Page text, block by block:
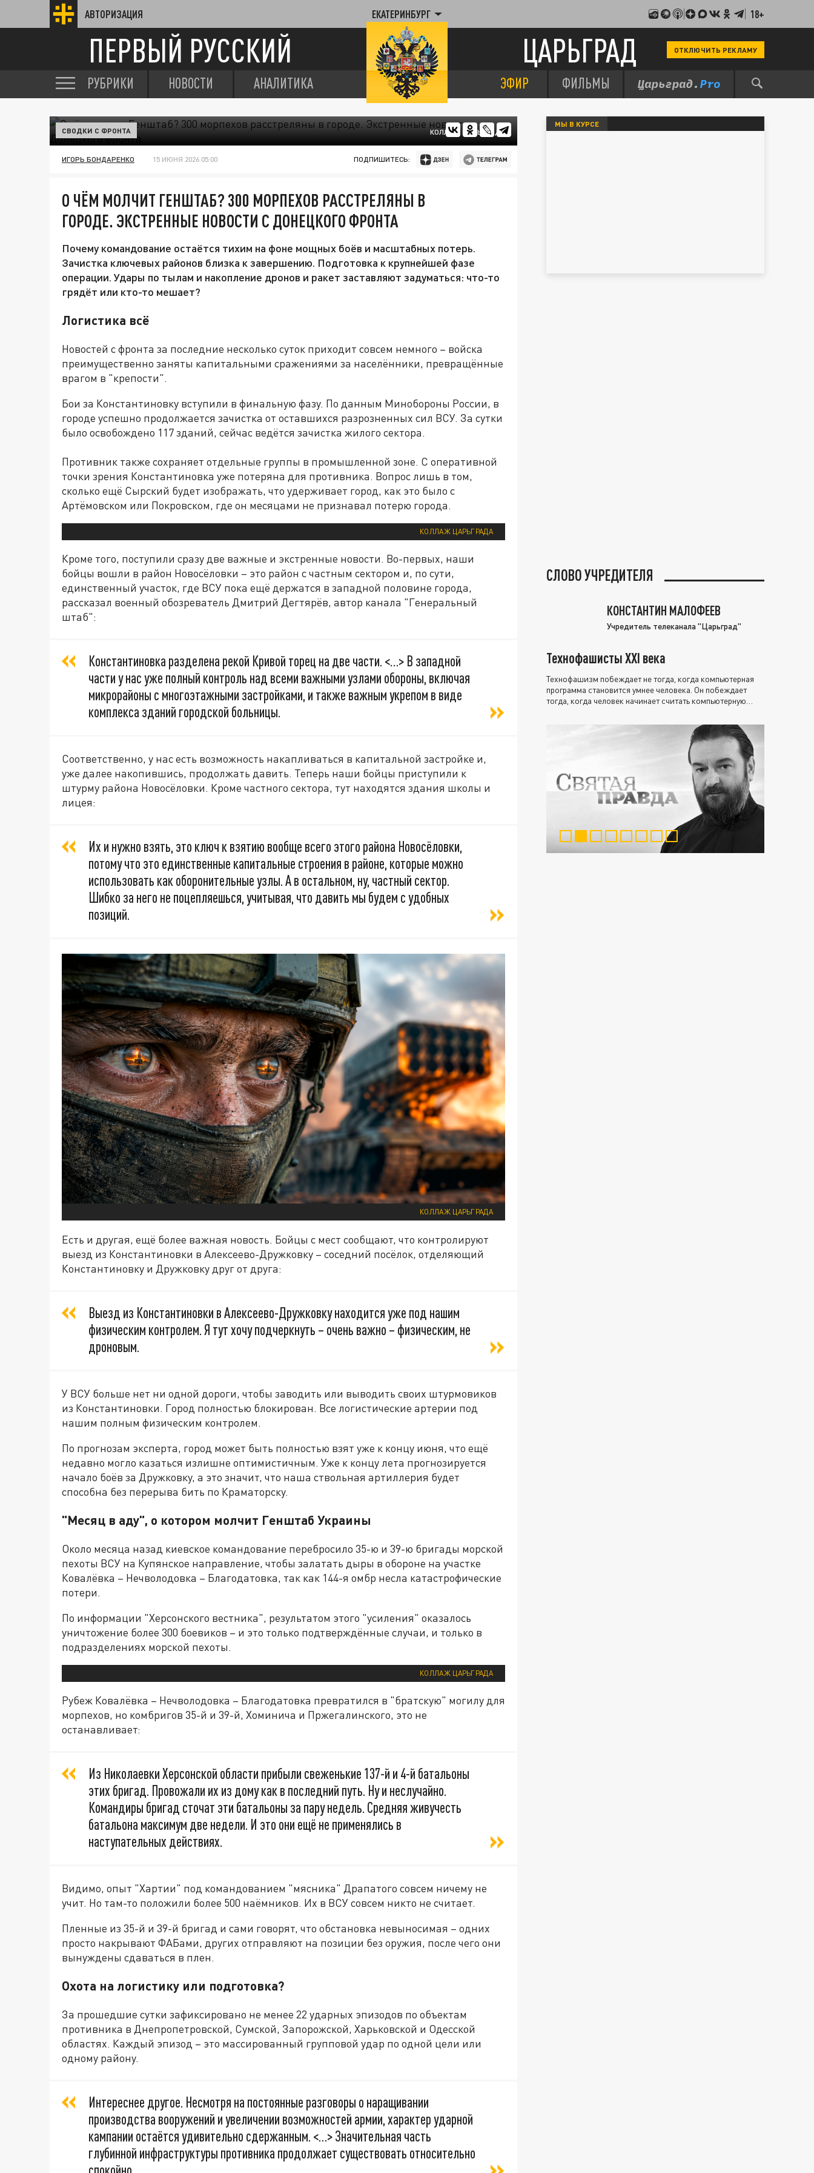
АВТОРИЗАЦИЯ ЕКАТЕРИНБУРГ 18+
ПЕРВЫЙ РУССКИЙ ЦАРЬГРАД ОТКЛЮЧИТЬ РЕКЛАМУ
РУБРИКИ НОВОСТИ АНАЛИТИКА ЭФИР ФИЛЬМЫ
КОЛЛАЖ ЦАРЬГРАДА
СВОДКИ С ФРОНТА
ИГОРЬ БОНДАРЕНКО 15 ИЮНЯ 2026 05:00 ПОДПИШИТЕСЬ:
О ЧЁМ МОЛЧИТ ГЕНШТАБ? 300 МОРПЕХОВ РАССТРЕЛЯНЫ В
ГОРОДЕ. ЭКСТРЕННЫЕ НОВОСТИ С ДОНЕЦКОГО ФРОНТА
Почему командование остаётся тихим на фоне мощных боёв и масштабных потерь.
Зачистка ключевых районов близка к завершению. Подготовка к крупнейшей фазе
операции. Удары по тылам и накопление дронов и ракет заставляют задуматься: что-то
грядёт или кто-то мешает?
Логистика всё
Новостей с фронта за последние несколько суток приходит совсем немного – войска
преимущественно заняты капитальными сражениями за населённики, превращённые
врагом в "крепости".
Бои за Константиновку вступили в финальную фазу. По данным Минобороны России, в
городе успешно продолжается зачистка от оставшихся разрозненных сил ВСУ. За сутки
было освобождено 117 зданий, сейчас ведётся зачистка жилого сектора.
Противник также сохраняет отдельные группы в промышленной зоне. С оперативной
точки зрения Константиновка уже потеряна для противника. Вопрос лишь в том,
сколько ещё Сырский будет изображать, что удерживает город, как это было с
Артёмовском или Покровском, где он месяцами не признавал потерю города.
КОЛЛАЖ ЦАРЬГРАДА
Кроме того, поступили сразу две важные и экстренные новости. Во-первых, наши
бойцы вошли в район Новосёловки – это район с частным сектором и, по сути,
единственный участок, где ВСУ пока ещё держатся в западной половине города,
рассказал военный обозреватель Дмитрий Дегтярёв, автор канала "Генеральный
штаб":
Константиновка разделена рекой Кривой торец на две части. <…> В западной
части у нас уже полный контроль над всеми важными узлами обороны, включая
микрорайоны с многоэтажными застройками, и также важным укрепом в виде
комплекса зданий городской больницы.
Соответственно, у нас есть возможность накапливаться в капитальной застройке и,
уже далее накопившись, продолжать давить. Теперь наши бойцы приступили к
штурму района Новосёловки. Кроме частного сектора, тут находятся здания школы и
лицея:
Их и нужно взять, это ключ к взятию вообще всего этого района Новосёловки,
потому что это единственные капитальные строения в районе, которые можно
использовать как оборонительные узлы. А в остальном, ну, частный сектор.
Шибко за него не поцепляешься, учитывая, что давить мы будем с удобных
позиций.
КОЛЛАЖ ЦАРЬГРАДА
Есть и другая, ещё более важная новость. Бойцы с мест сообщают, что контролируют
выезд из Константиновки в Алексеево-Дружковку – соседний посёлок, отделяющий
Константиновку и Дружковку друг от друга:
Выезд из Константиновки в Алексеево-Дружковку находится уже под нашим
физическим контролем. Я тут хочу подчеркнуть – очень важно – физическим, не
дроновым.
У ВСУ больше нет ни одной дороги, чтобы заводить или выводить своих штурмовиков
из Константиновки. Город полностью блокирован. Все логистические артерии под
нашим полным физическим контролем.
По прогнозам эксперта, город может быть полностью взят уже к концу июня, что ещё
недавно могло казаться излишне оптимистичным. Уже к концу лета прогнозируется
начало боёв за Дружковку, а это значит, что наша ствольная артиллерия будет
способна без перерыва бить по Краматорску.
"Месяц в аду", о котором молчит Генштаб Украины
Около месяца назад киевское командование перебросило 35-ю и 39-ю бригады морской
пехоты ВСУ на Купянское направление, чтобы залатать дыры в обороне на участке
Ковалёвка – Нечволодовка – Благодатовка, так как 144-я омбр несла катастрофические
потери.
По информации "Херсонского вестника", результатом этого "усиления" оказалось
уничтожение более 300 боевиков – и это только подтверждённые случаи, и только в
подразделениях морской пехоты.
КОЛЛАЖ ЦАРЬГРАДА
Рубеж Ковалёвка – Нечволодовка – Благодатовка превратился в "братскую" могилу для
морпехов, но комбригов 35-й и 39-й, Хоминича и Пржегалинского, это не
останавливает:
Из Николаевки Херсонской области прибыли свеженькие 137-й и 4-й батальоны
этих бригад. Провожали их из дому как в последний путь. Ну и неслучайно.
Командиры бригад сточат эти батальоны за пару недель. Средняя живучесть
батальона максимум две недели. И это они ещё не применялись в
наступательных действиях.
Видимо, опыт "Хартии" под командованием "мясника" Драпатого совсем ничему не
учит. Но там-то положили более 500 наёмников. Их в ВСУ совсем никто не считает.
Пленные из 35-й и 39-й бригад и сами говорят, что обстановка невыносимая – одних
просто накрывают ФАБами, других отправляют на позиции без оружия, после чего они
вынуждены сдаваться в плен.
Охота на логистику или подготовка?
За прошедшие сутки зафиксировано не менее 22 ударных эпизодов по объектам
противника в Днепропетровской, Сумской, Запорожской, Харьковской и Одесской
областях. Каждый эпизод – это массированный групповой удар по одной цели или
одному району.
Интереснее другое. Несмотря на постоянные разговоры о наращивании
производства вооружений и увеличении возможностей армии, характер ударной
кампании остаётся удивительно сдержанным. <…> Значительная часть
глубинной инфраструктуры противника продолжает существовать относительно
МЫ В КУРСЕ
СЛОВО УЧРЕДИТЕЛЯ
КОНСТАНТИН МАЛОФЕЕВ
Учредитель телеканала "Царьград"
Технофашисты XXI века
Технофашизм побеждает не тогда, когда компьютерная
программа становится умнее человека. Он побеждает
тогда, когда человек начинает считать компьютерную